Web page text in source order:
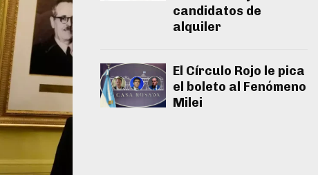
candidatos de
alquiler
El Círculo Rojo le pica
el boleto al Fenómeno
Milei